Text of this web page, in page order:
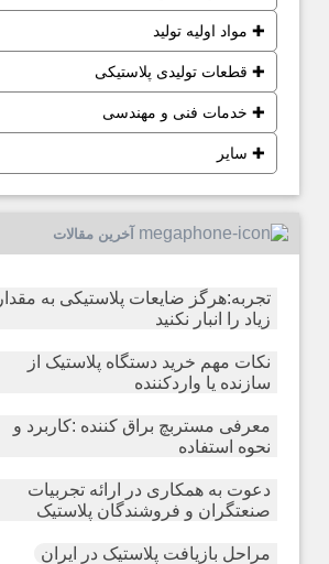
✚مواد اولیه تولید
✚قطعات تولیدی پلاستیکی
✚خدمات فنی و مهندسی
✚سایر
آخرین مقالات
تجربه:هرگز ضایعات پلاستیکی به مقدار
زیاد را انبار نکنید
نکات مهم خرید دستگاه پلاستیک از
سازنده یا واردکننده
معرفی مستربچ براق کننده :کاربرد و
نحوه استفاده
دعوت به همکاری در ارائه تجربیات
صنعتگران و فروشندگان پلاستیک
مراحل بازیافت پلاستیک در ایران